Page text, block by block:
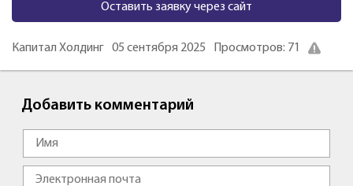
Оставить заявку через сайт
Капитал Холдинг 05 сентября 2025 Просмотров: 71
Добавить комментарий